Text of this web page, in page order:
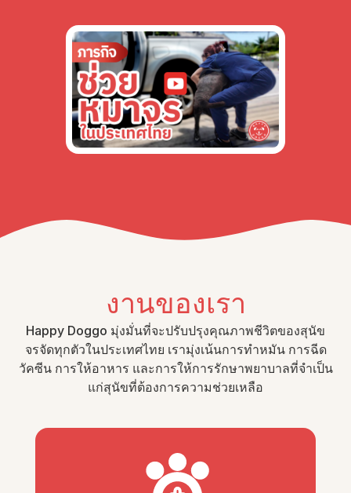
งานของเรา
Happy Doggo มุ่งมั่นที่จะปรับปรุงคุณภาพชีวิตของสุนัข
จรจัดทุกตัวในประเทศไทย เรามุ่งเน้นการทำหมัน การฉีด
วัคซีน การให้อาหาร และการให้การรักษาพยาบาลที่จำเป็น
แก่สุนัขที่ต้องการความช่วยเหลือ